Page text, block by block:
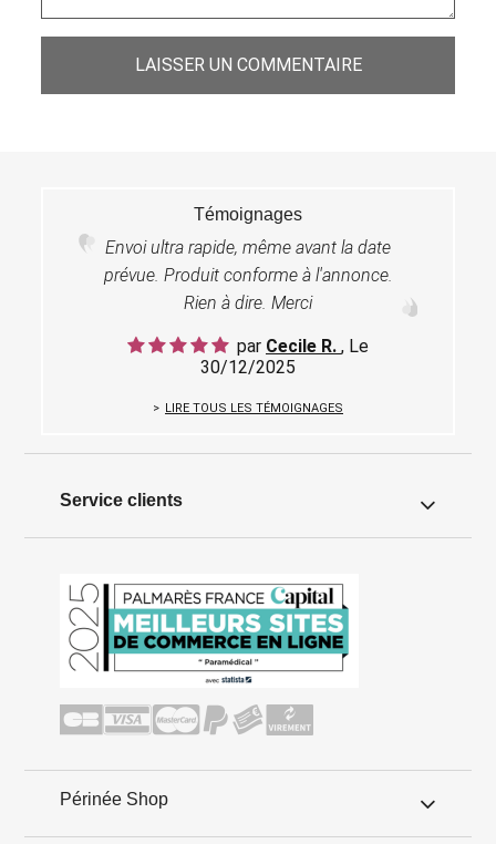
LAISSER UN COMMENTAIRE
Témoignages
Envoi ultra rapide, même avant la date
prévue. Produit conforme à l'annonce.
Rien à dire. Merci
par Cecile R. , Le
30/12/2025
LIRE TOUS LES TÉMOIGNAGES
Service clients
Périnée Shop